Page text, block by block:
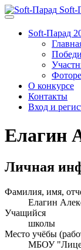
Soft-
Soft-Парад
О конкурсе
Контакты
Вход и
Елагин
Личная
Фамилия, имя,
Елагин
Учащийся
школы
Место учёбы
МБОУ